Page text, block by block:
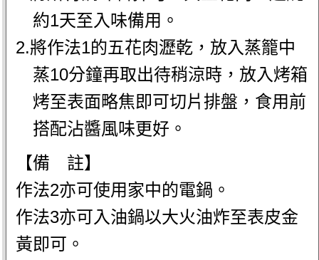
約1天至入味備用。
2.將作法1的五花肉瀝乾，放入蒸籠中
蒸10分鐘再取出待稍涼時，放入烤箱
烤至表面略焦即可切片排盤，食用前
搭配沾醬風味更好。
【備 註】
作法2亦可使用家中的電鍋。
作法3亦可入油鍋以大火油炸至表皮金
黃即可。